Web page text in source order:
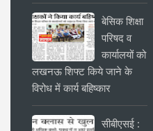
बेसिक शिक्षा
परिषद व
कार्यालयों को
लखनऊ शिफ्ट किये जाने के
विरोध में कार्य बहिष्कार
सीबीएसई :